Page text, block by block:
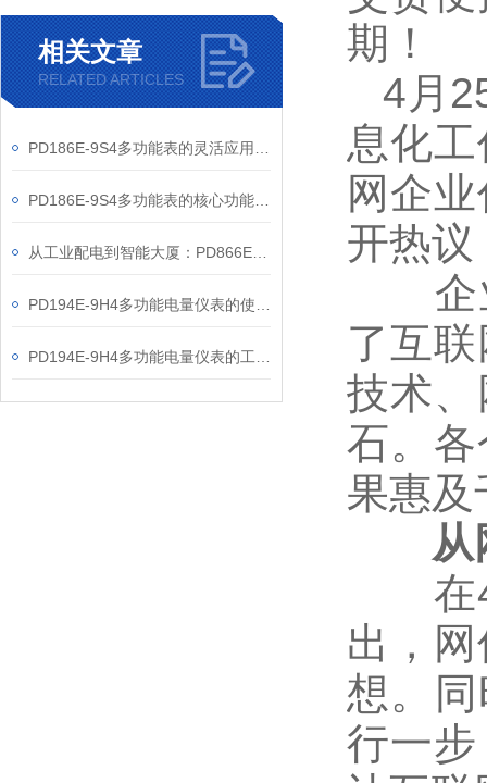
相关文章
RELATED ARTICLES
期！
4 月
息化
网企
开热议
企业
了互
技术
石。
果惠及
从网
在4
出，
想。
行一